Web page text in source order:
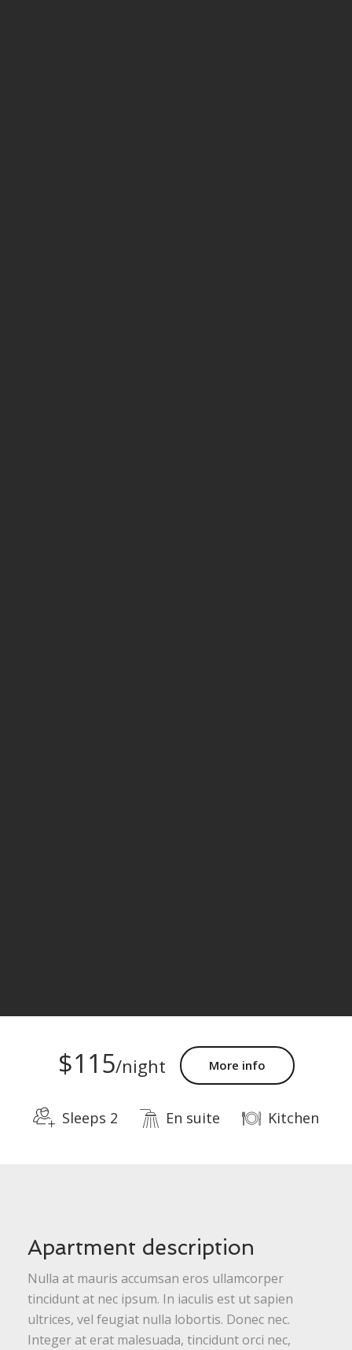
$115/night More info
Sleeps 2 En suite Kitchen
Apartment description
Nulla at mauris accumsan eros ullamcorper
tincidunt at nec ipsum. In iaculis est ut sapien
ultrices, vel feugiat nulla lobortis. Donec nec.
Integer at erat malesuada, tincidunt orci nec,